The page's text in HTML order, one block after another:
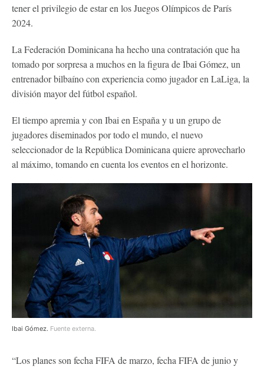
tener el privilegio de estar en los Juegos Olímpicos de París
2024.
La Federación Dominicana ha hecho una contratación que ha
tomado por sorpresa a muchos en la figura de Ibai Gómez, un
entrenador bilbaíno con experiencia como jugador en LaLiga, la
división mayor del fútbol español.
El tiempo apremia y con Ibai en España y u un grupo de
jugadores diseminados por todo el mundo, el nuevo
seleccionador de la República Dominicana quiere aprovecharlo
al máximo, tomando en cuenta los eventos en el horizonte.
Ibai Gómez. Fuente externa.
“Los planes son fecha FIFA de marzo, fecha FIFA de junio y